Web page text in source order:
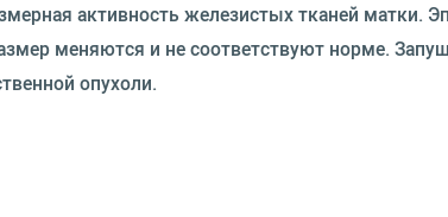
активность железистых тканей матки.
меняются и не соответствуют норме.
опухоли.